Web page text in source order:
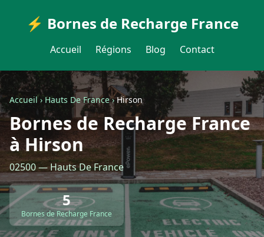
⚡ Bornes de Recharge France
Accueil Régions Blog Contact
Accueil›Hauts De France›Hirson
Bornes de Recharge France
à Hirson
02500 — Hauts De France
5
Bornes de Recharge France